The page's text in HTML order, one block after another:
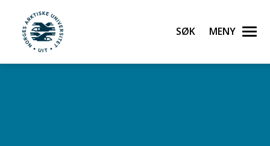
Gå til hovedinnhold
UiT Norges arktiske universitet
Søk Meny